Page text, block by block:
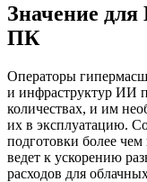
Значение
ПК
Операторы
и инфраструктур ИИ
количествах, и им
их в эксплуатацию.
подготовки более
ведет к ускорению
расходов для